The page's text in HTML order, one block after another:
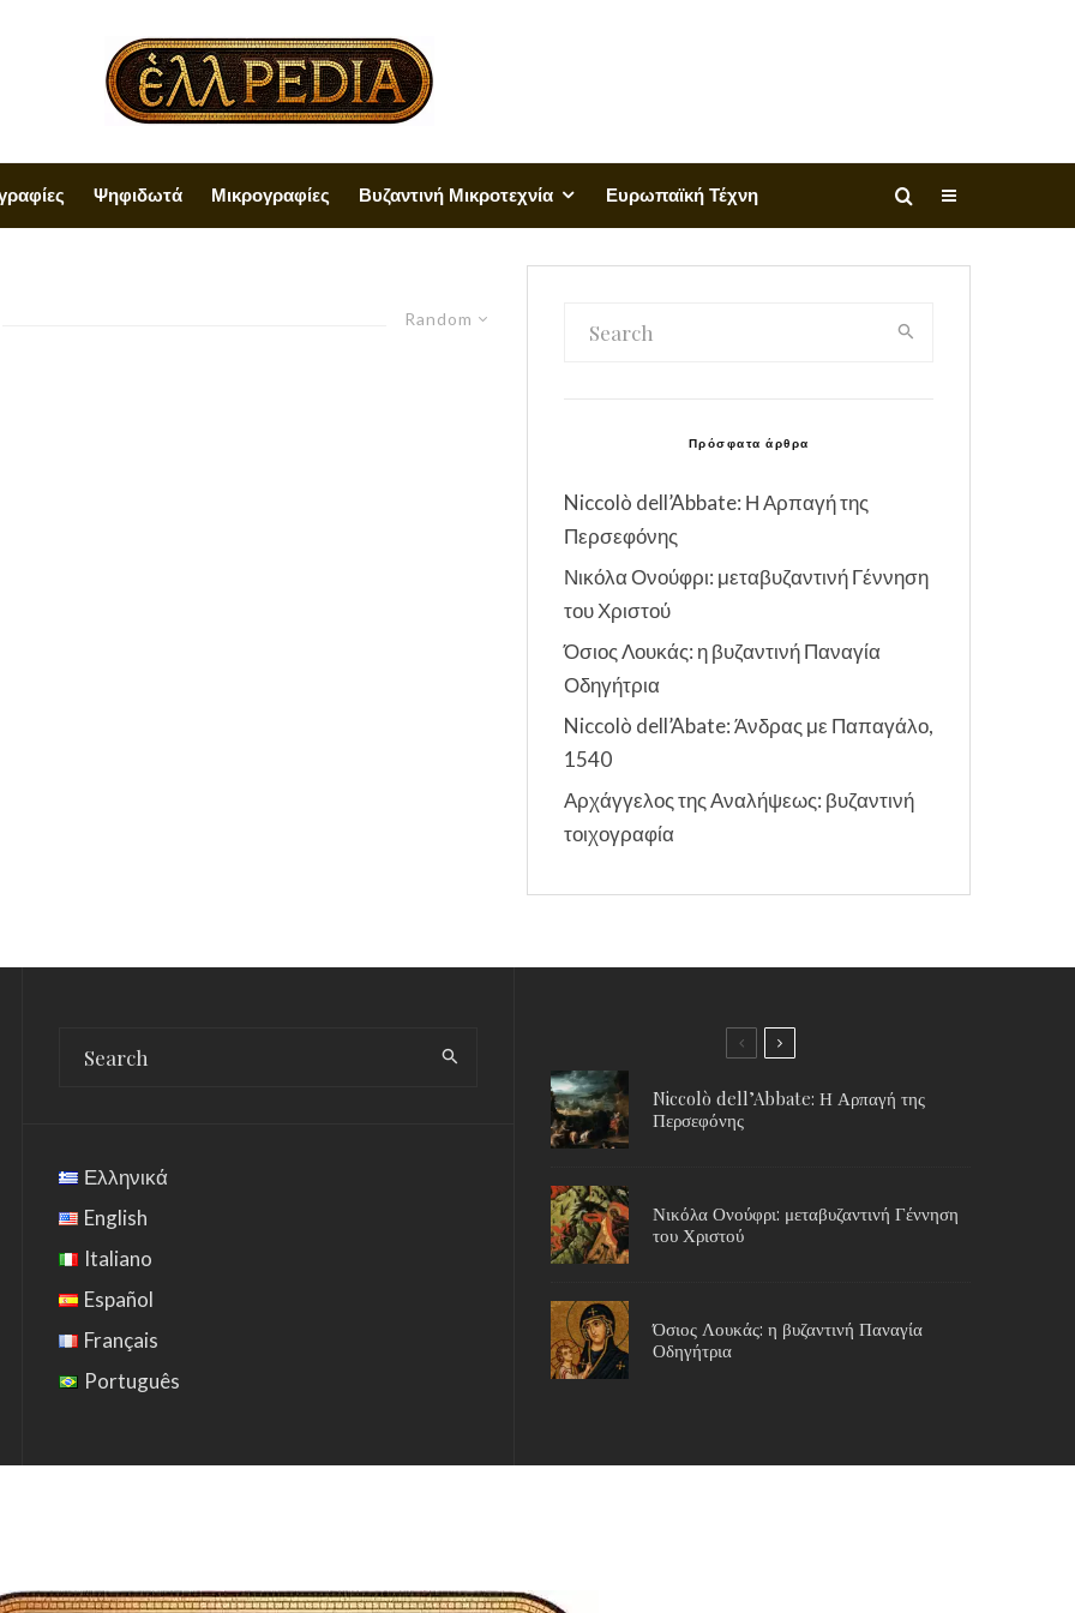
Ψηφιδωτά Μικρογραφίες Βυζαντινή Μικροτεχνία Ευρωπαϊκή Τέχνη
Random
Πρόσφατα άρθρα
Niccolò dell’Abbate: Η Αρπαγή της
Περσεφόνης
Νικόλα Ονούφρι: μεταβυζαντινή Γέννηση
του Χριστού
Όσιος Λουκάς: η βυζαντινή Παναγία
Οδηγήτρια
Niccolò dell’Abate: Άνδρας με Παπαγάλο,
1540
Αρχάγγελος της Αναλήψεως: βυζαντινή
τοιχογραφία
Ελληνικά
English
Italiano
Español
Français
Português
Niccolò dell’Abbate: Η Αρπαγή της
Περσεφόνης
Νικόλα Ονούφρι: μεταβυζαντινή Γέννηση
του Χριστού
Όσιος Λουκάς: η βυζαντινή Παναγία
Οδηγήτρια